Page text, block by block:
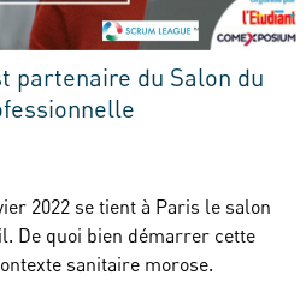
partenaire du Salon du
2022 se tient à Paris le salon
De quoi bien démarrer cette
sanitaire morose.